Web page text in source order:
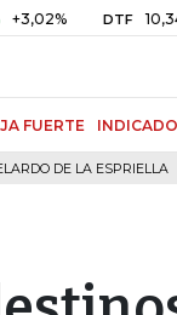
DTF 10,34% +0,10%
FUERTE
DE LA ESPRIELLA